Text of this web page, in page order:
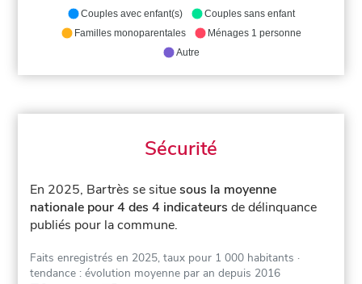
Couples avec enfant(s)
Couples sans enfant
Familles monoparentales
Ménages 1 personne
Autre
Sécurité
En 2025, Bartrès se situesous la moyenne
nationale pour 4 des 4 indicateurs de délinquance
publiés pour la commune.
Faits enregistrés en 2025, taux pour 1 000 habitants ·
tendance : évolution moyenne par an depuis 2016